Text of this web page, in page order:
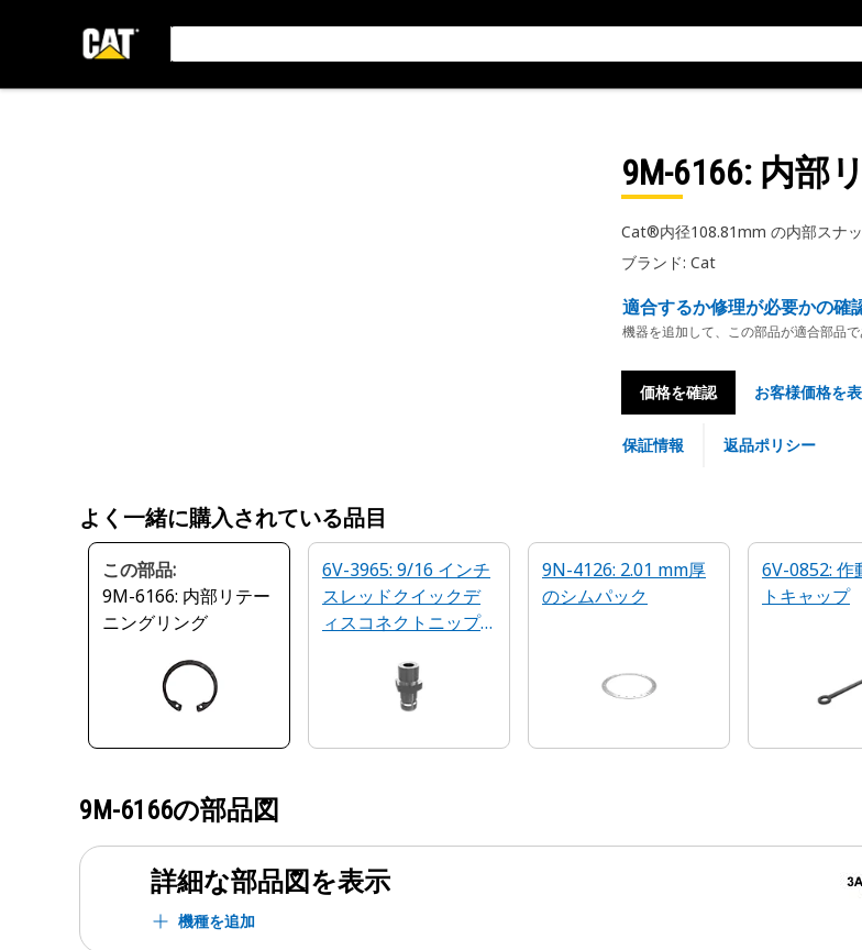
9M-6166: 内部
Cat®内径108.81mm の内部スナ
ブランド: Cat
適合するか修理が必要かの確
機器を追加して、この部品が適合部品
価格を確認 お客様価格を
保証情報 返品ポリシー
よく一緒に購入されている品目
この部品:
9M-6166: 内部リテー
ニングリング
6V-3965: 9/16 インチ
スレッドクイックデ
ィスコネクトニップ
9N-4126: 2.01 mm厚
のシムパック
6V-0852: 作
トキャップ
9M-6166の部品図
詳細な部品図を表示
機種を追加